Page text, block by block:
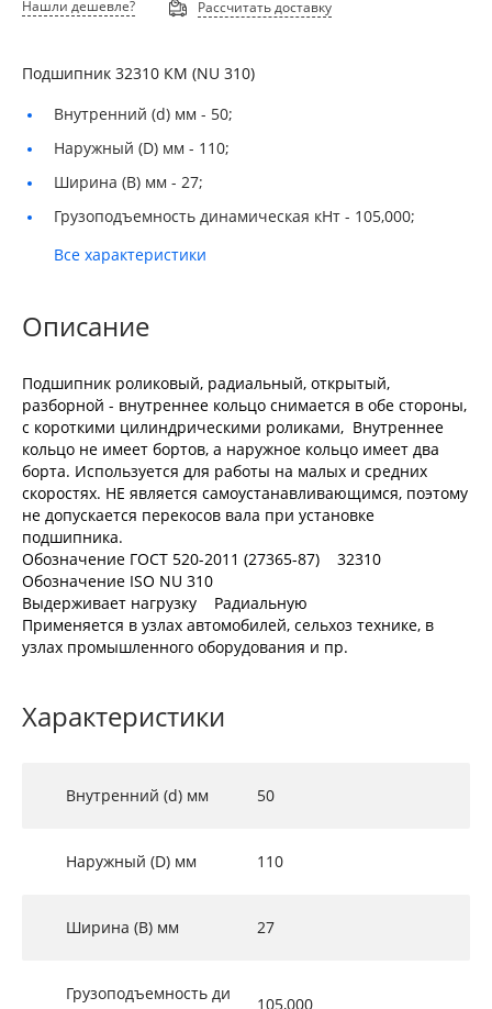
Нашли дешевле? Рассчитать доставку
Подшипник 32310 КМ (NU 310)
Внутренний (d) мм - 50;
Наружный (D) мм - 110;
Ширина (B) мм - 27;
Грузоподъемность динамическая кНт - 105,000;
Все характеристики
Описание
Подшипник роликовый, радиальный, открытый,
разборной - внутреннее кольцо снимается в обе стороны,
с короткими цилиндрическими роликами, Внутреннее
кольцо не имеет бортов, а наружное кольцо имеет два
борта. Используется для работы на малых и средних
скоростях. НЕ является самоустанавливающимся, поэтому
не допускается перекосов вала при установке
подшипника.
Обозначение ГОСТ 520-2011 (27365-87) 32310
Обозначение ISO NU 310
Выдерживает нагрузку Радиальную
Применяется в узлах автомобилей, сельхоз технике, в
узлах промышленного оборудования и пр.
Характеристики
Внутренний (d) мм 50
Наружный (D) мм 110
Ширина (B) мм 27
Грузоподъемность ди
105,000